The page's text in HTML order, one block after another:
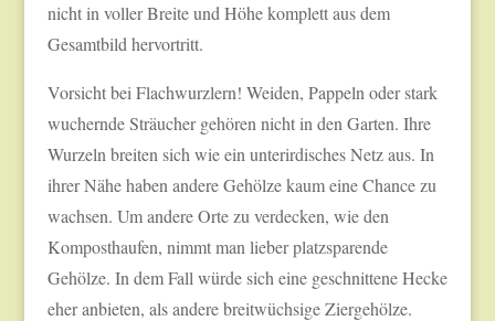
nicht in voller Breite und Höhe komplett aus dem
Gesamtbild hervortritt.
Vorsicht bei Flachwurzlern! Weiden, Pappeln oder stark
wuchernde Sträucher gehören nicht in den Garten. Ihre
Wurzeln breiten sich wie ein unterirdisches Netz aus. In
ihrer Nähe haben andere Gehölze kaum eine Chance zu
wachsen. Um andere Orte zu verdecken, wie den
Komposthaufen, nimmt man lieber platzsparende
Gehölze. In dem Fall würde sich eine geschnittene Hecke
eher anbieten, als andere breitwüchsige Ziergehölze.